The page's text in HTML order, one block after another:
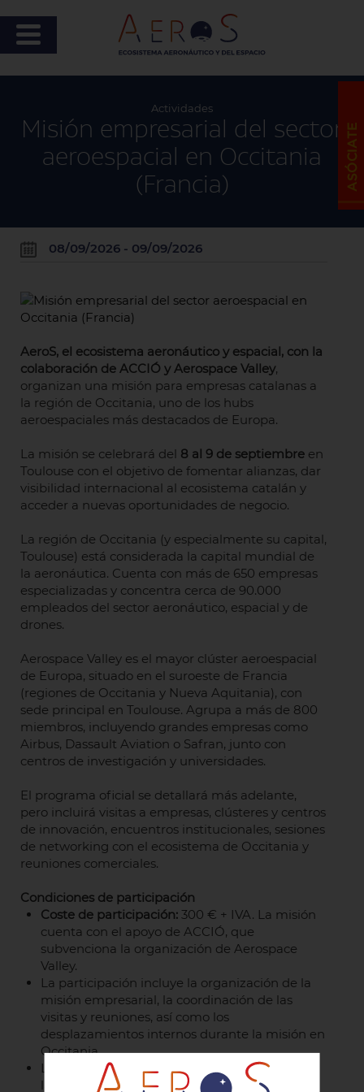
Actividades
Misión empresarial del sector
aeroespacial en Occitania
(Francia)
08/09/2026 - 09/09/2026
AeroS, el ecosistema aeronáutico y espacial, con la
colaboración de ACCIÓ y Aerospace Valley,
organizan una misión para empresas catalanas a
la región de Occitania, uno de los hubs
aeroespaciales más destacados de Europa.
La misión se celebrará del 8 al 9 de septiembre en
Toulouse con el objetivo de fomentar alianzas, dar
visibilidad internacional al ecosistema catalán y
acceder a nuevas oportunidades de negocio.
La región de Occitania (y especialmente su capital,
Toulouse) está considerada la capital mundial de
la aeronáutica. Cuenta con más de 650 empresas
especializadas y concentra cerca de 90.000
empleados del sector aeronáutico, espacial y de
drones.
Aerospace Valley es el mayor clúster aeroespacial
de Europa, situado en el suroeste de Francia
(regiones de Occitania y Nueva Aquitania), con
sede principal en Toulouse. Agrupa a más de 800
miembros, incluyendo grandes empresas como
Airbus, Dassault Aviation o Safran, junto con
centros de investigación y universidades.
El programa oficial se detallará más adelante,
pero incluirá visitas a empresas, clústeres y centros
de innovación, encuentros institucionales, sesiones
de networking con el ecosistema de Occitania y
reuniones comerciales.
Condiciones de participación
Coste de participación: 300 € + IVA. La misión
cuenta con el apoyo de ACCIÓ, que
subvenciona la organización de Aerospace
Valley.
La participación incluye la organización de la
misión empresarial, la coordinación de las
visitas y reuniones, así como los
desplazamientos internos durante la misión en
Occitania.
Las comidas de networking previstas durante
la ejecución de la agenda serán adelantadas